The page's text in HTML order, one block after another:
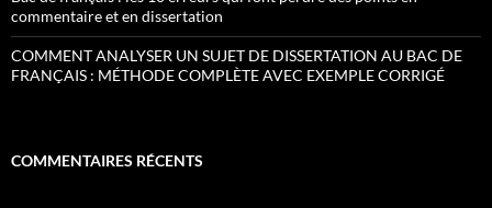
commentaire et en dissertation
COMMENT ANALYSER UN SUJET DE DISSERTATION AU BAC DE
FRANÇAIS : MÉTHODE COMPLÈTE AVEC EXEMPLE CORRIGÉ
COMMENTAIRES RÉCENTS